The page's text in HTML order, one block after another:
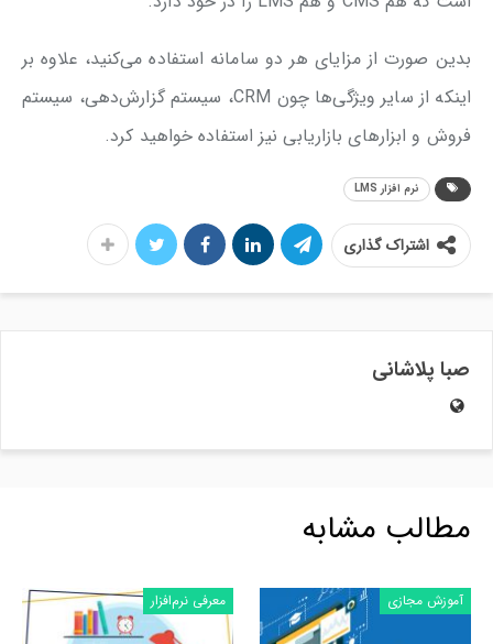
بدین صورت از مزایای هر دو سامانه استفاده می‌کنید، علاوه بر
اینکه از سایر ویژگی‌ها چون CRM، سیستم گزارش‌دهی، سیستم
فروش و ابزارهای بازاریابی نیز استفاده خواهید کرد.
نرم‌ افزار LMS
اشتراک گذاری
صبا پلاشانی
مطالب مشابه
آموزش مجازی معرفی نرم‌افزار